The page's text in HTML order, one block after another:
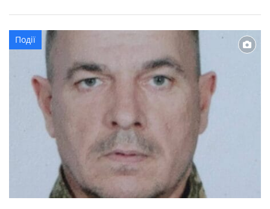
Постраждалий від госпіталізації відмовився.
Події